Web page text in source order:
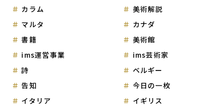
カラム
美術解説
マルタ
カナダ
書籍
美術館
ims運営事業
ims芸術家
詩
ベルギー
告知
今日の一枚
イタリア
イギリス